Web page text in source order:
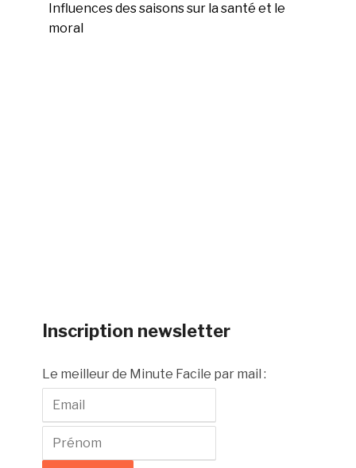
Influences des saisons sur la santé et le
moral
Inscription newsletter
Le meilleur de Minute Facile par mail :